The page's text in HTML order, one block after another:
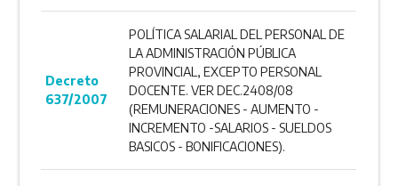
Decreto
637/2007
POLÍTICA SALARIAL DEL PERSONAL DE
LA ADMINISTRACIÓN PÚBLICA
PROVINCIAL, EXCEPTO PERSONAL
DOCENTE. VER DEC.2408/08
(REMUNERACIONES - AUMENTO -
INCREMENTO -SALARIOS - SUELDOS
BASICOS - BONIFICACIONES).